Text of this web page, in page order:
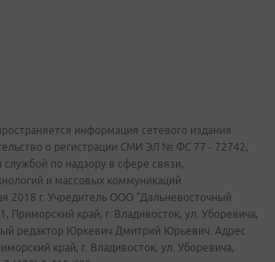
информация сетевого издания
о регистрации СМИ ЭЛ № ФС 77 - 72742,
по надзору в сфере связи,
и массовых коммуникаций
2018 г. Учредитель ООО "Дальневосточный
Приморский край, г. Владивосток, ул. Уборевича,
редактор Юркевич Дмитрий Юрьевич. Адрес
край, г. Владивосток, ул. Уборевича,